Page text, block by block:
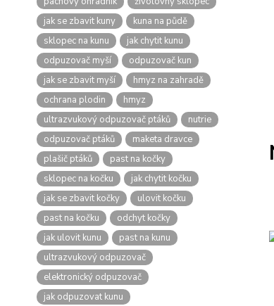
jak se zbavit kuny
kuna na půdě
sklopec na kunu
jak chytit kunu
odpuzovač myší
odpuzovač kun
jak se zbavit myší
hmyz na zahradě
ochrana plodin
hmyz
ultrazvukový odpuzovač ptáků
nutrie
odpuzovač ptáků
maketa dravce
plašič ptáků
past na kočky
sklopec na kočku
jak chytit kočku
jak se zbavit kočky
ulovit kočku
past na kočku
odchyt kočky
jak ulovit kunu
past na kunu
ultrazvukový odpuzovač
elektronický odpuzovač
jak odpuzovat kunu